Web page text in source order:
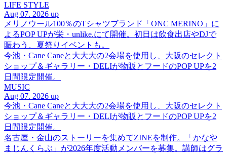
LIFE STYLE
Aug 07. 2026 up
メリノウール100％のTシャツブランド「ONC MERINO」に
よるPOP UPが栄・unlike.にて開催。初日は飲食出店やDJで
賑わう、夏祭りイベントも。
今池・Cane Caneと大大大の2会場を使用し、大阪のセレクト
ショップ＆ギャラリー・DELIが物販とフードのPOP UPを2
日間限定開催。
MUSIC
Aug 07. 2026 up
今池・Cane Caneと大大大の2会場を使用し、大阪のセレクト
ショップ＆ギャラリー・DELIが物販とフードのPOP UPを2
日間限定開催。
名古屋・金山のストーリーを集めてZINEを制作。「かなや
まじんくらぶ」が2026年度活動メンバーを募集。講師はグラ